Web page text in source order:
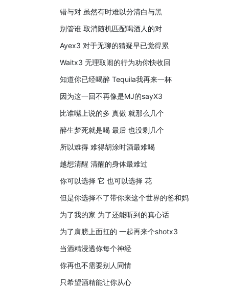
错与对 虽然有时难以分清白与黑
别管谁 取消随机匹配喝酒人的对
Ayex3 对于无聊的猜疑早已觉得累
Waitx3 无理取闹的行为劝你快收回
知道你已经喝醉 Tequila我再来一杯
因为这一回不再像是MJ的sayX3
比谁嘴上说的多 真做 就那么几个
醉生梦死就是喝 最后 也没剩几个
所以难得 难得胡涂时酒最难喝
越想清醒 清醒的身体最难过
你可以选择 它 也可以选择 花
但是你选择不了带你来这个世界的爸和妈
为了我的家 为了还能听到的真心话
为了肩膀上面扛的 一起再来个shotx3
当酒精浸透你每个神经
你再也不需要别人同情
只希望酒精能让你从心